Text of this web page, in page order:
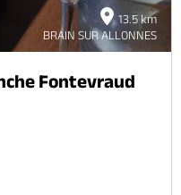
13.5 km
BRAIN SUR ALLONNES
Fontevraud